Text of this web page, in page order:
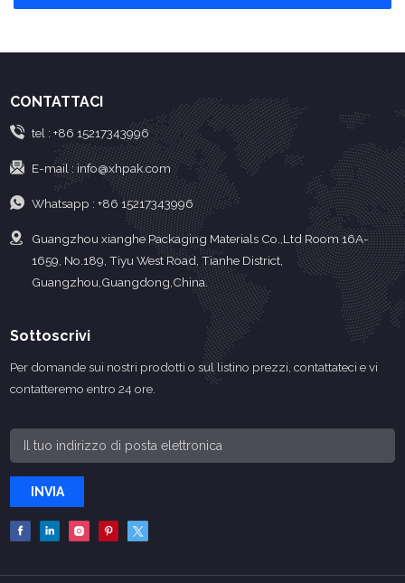
CONTATTACI
tel : +86 15217343996
E-mail :info@xhpak.com
Whatsapp : +86 15217343996
Guangzhou xianghe Packaging Materials Co.,Ltd Room 16A-
1659, No.189, Tiyu West Road, Tianhe District,
Guangzhou,Guangdong,China.
Sottoscrivi
Per domande sui nostri prodotti o sul listino prezzi, contattateci e vi
contatteremo entro 24 ore.
INVIA